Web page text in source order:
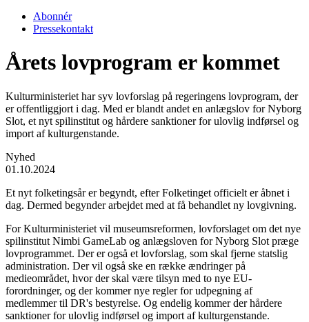
Abonnér
Pressekontakt
Årets lovprogram er kommet
Kulturministeriet har syv lovforslag på regeringens lovprogram, der
er offentliggjort i dag. Med er blandt andet en anlægslov for Nyborg
Slot, et nyt spilinstitut og hårdere sanktioner for ulovlig indførsel og
import af kulturgenstande.
Nyhed
01.10.2024
Et nyt folketingsår er begyndt, efter Folketinget officielt er åbnet i
dag. Dermed begynder arbejdet med at få behandlet ny lovgivning.
For Kulturministeriet vil museumsreformen, lovforslaget om det nye
spilinstitut Nimbi GameLab og anlægsloven for Nyborg Slot præge
lovprogrammet. Der er også et lovforslag, som skal fjerne statslig
administration. Der vil også ske en række ændringer på
medieområdet, hvor der skal være tilsyn med to nye EU-
forordninger, og der kommer nye regler for udpegning af
medlemmer til DR's bestyrelse. Og endelig kommer der hårdere
sanktioner for ulovlig indførsel og import af kulturgenstande.